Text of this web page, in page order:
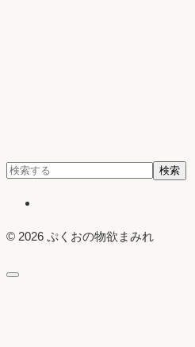
検
検索
© 2026 ぷくおの物欲まみれ